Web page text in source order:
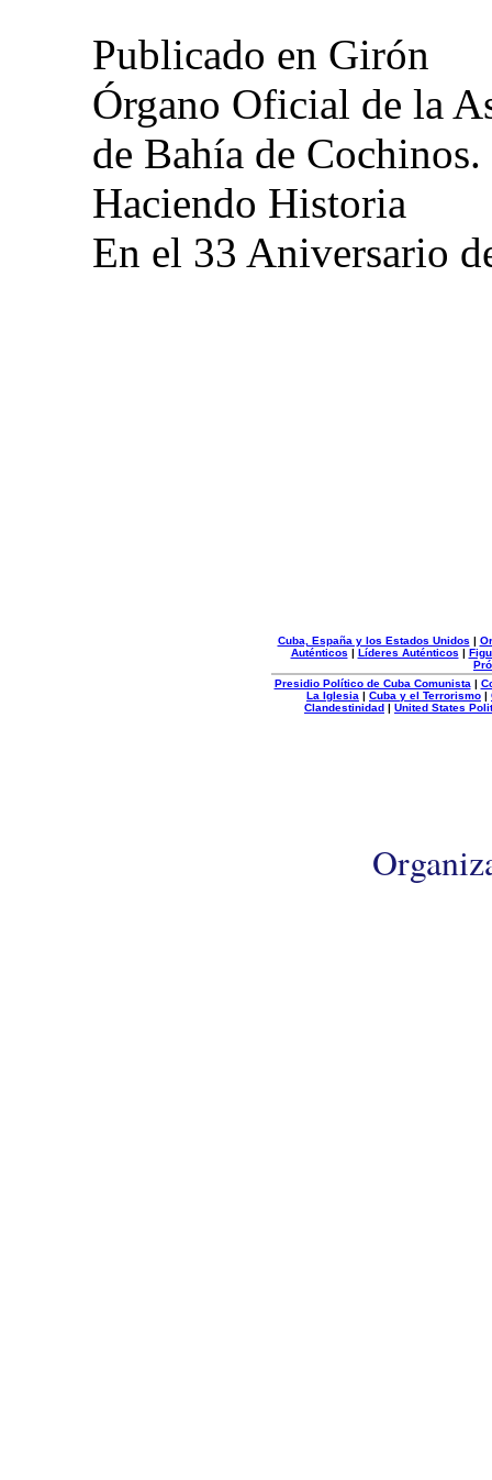
Publicado en Girón
Órgano Oficial de la
de Bahía de Cochinos.
Haciendo Historia
En el 33 Aniversario
Cuba, España y los Estados Unidos |
Auténticos | Líderes Auténticos |
Presidio Político de Cuba Comunista |
La Iglesia | Cuba y el Terrorismo |
Clandestinidad | United States